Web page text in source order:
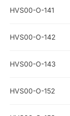
HVS00-O-141
HVS00-O-142
HVS00-O-143
HVS00-O-152